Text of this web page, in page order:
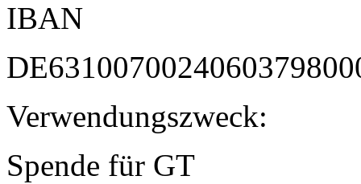
IBAN
Verwendungszweck:
Spende für GT